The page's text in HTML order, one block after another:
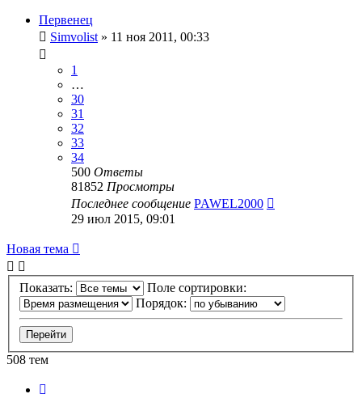
Первенец
Simvolist » 11 ноя 2011, 00:33
1
…
30
31
32
33
34
500 Ответы
81852 Просмотры
Последнее сообщение PAWEL2000
29 июл 2015, 09:01
Новая тема
Показать:
Поле сортировки:
Порядок:
508 тем